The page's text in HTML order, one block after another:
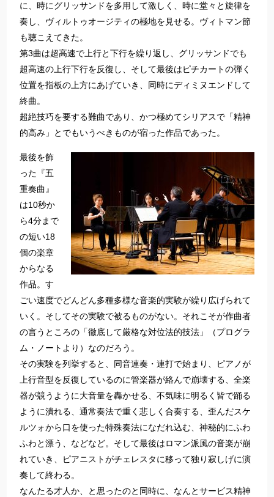
に、時にグリッサンドを多用して激しく、時に堂々と旋律を
奏し、ヴィルトゥオージティの極地を見せる。ヴィトマン節
も聴こえてきた。
第3曲は超高速で上行と下行を繰り返し、グリッサンドでも
超高速の上行下行を反復し、そして最後はピチカートの弾く
位置を指板の上方にあげていき、同時にディミヌエンドして
終曲。
超絶技巧を要する難曲であり、かつ極めてシリアスで「精神
的高み」とでもいうべきものが宿った作品であった。
最後を飾
った『五
重奏曲』
は10秒か
ら4分まで
の短い18
個の楽章
からなる
作品。す
ごい速度でどんどん多種多様な音楽的実験が繰り広げられて
いく。そしてその実験で被るものがない。それこそが作曲者
の言うところの「徹底して厳格な対位法的技法」（プログラ
ム・ノートより）なのだろう。
その実験を列挙すると、同音連奏・連打で始まり、ピアノが
上行音型を反復しているのに管楽器が絡んで崩壊する、全楽
器が競うように大音量を轟かせる、不気味に明るく皆で踊る
ように潰れる、通常奏法で重く悲しく合奏する、歪んだスケ
ルツォから口を使った特殊奏法になだれ込む、神秘的にふわ
ふわと漂う、などなど。そして最後はロマン派風の音楽が崩
れていき、ピアニストがチェレスタに移って独り寂しげに演
奏して終わる。
なんたる才人か、と思ったのと同時に、なんとサービス精神